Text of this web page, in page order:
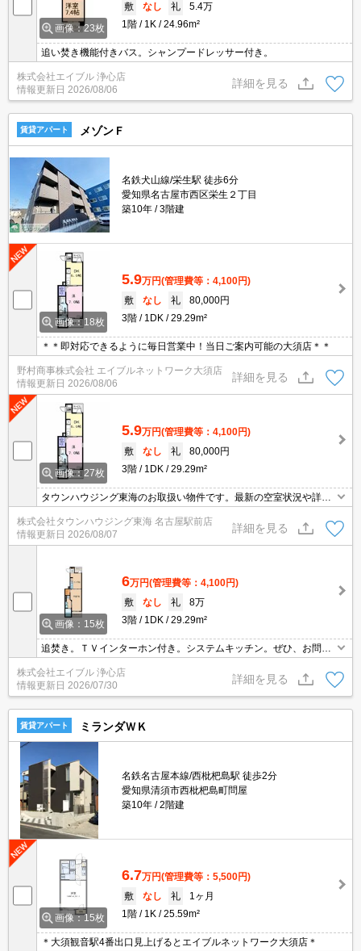
画像：23枚
敷
なし 礼
5.4万
1階
1K 24.96m²
追い焚き機能付きバス。シャンプードレッサー付き。
株式会社エイブル 浄心店
情報更新日 2026/08/06
詳細を見る
賃貸アパート メゾンＦ
名鉄犬山線/栄生駅 徒歩6分
愛知県名古屋市西区栄生２丁目
築10年
3階建
画像：18枚
5.9万円(管理費等：4,100円)
敷
なし 礼
80,000円
3階
1DK 29.29m²
＊＊即対応できるように毎日営業中！当日ご案内可能の大須店＊＊
野村商事株式会社 エイブルネットワーク大須店
情報更新日 2026/08/06
詳細を見る
画像：27枚
5.9万円(管理費等：4,100円)
敷
なし 礼
80,000円
3階
1DK 29.29m²
タウンハウジング東海のお取扱い物件です。最新の空室状況や詳細
などお気軽にお問い合わせください。
株式会社タウンハウジング東海 名古屋駅前店
情報更新日 2026/08/07
詳細を見る
画像：15枚
6万円(管理費等：4,100円)
敷
なし 礼
8万
3階
1DK 29.29m²
追焚き。ＴＶインターホン付き。システムキッチン。ぜひ、お問い
合わせ下さい。
株式会社エイブル 浄心店
情報更新日 2026/07/30
詳細を見る
賃貸アパート ミランダＷＫ
名鉄名古屋本線/西枇杷島駅 徒歩2分
愛知県清須市西枇杷島町問屋
築10年
2階建
画像：15枚
6.7万円(管理費等：5,500円)
敷
なし 礼
1ヶ月
1階
1K 25.59m²
＊大須観音駅4番出口見上げるとエイブルネットワーク大須店＊